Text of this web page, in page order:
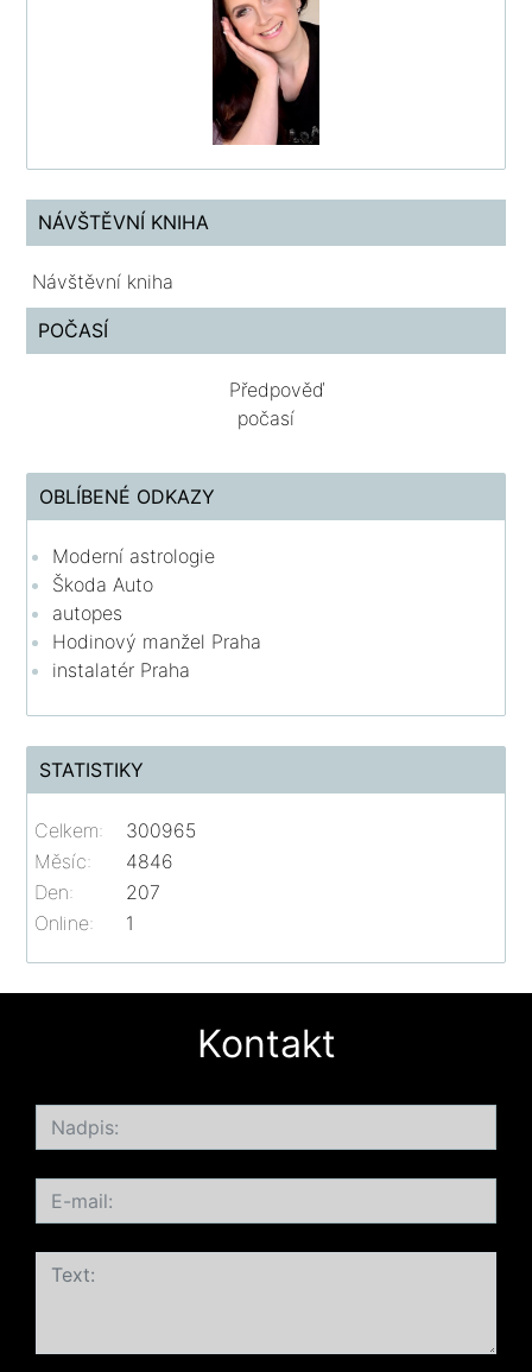
NÁVŠTĚVNÍ KNIHA
Návštěvní kniha
POČASÍ
Předpověď
počasí
OBLÍBENÉ ODKAZY
Moderní astrologie
Škoda Auto
autopes
Hodinový manžel Praha
instalatér Praha
STATISTIKY
Online: 1
Celkem:
300965
Měsíc:
4846
Den:
207
Kontakt